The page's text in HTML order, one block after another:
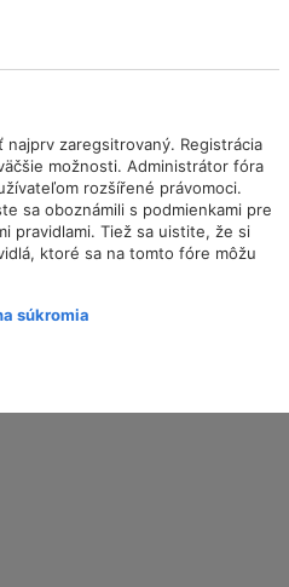
zaregsitrovaný. Registrácia
možnosti. Administrátor fóra
rozšířené právomoci.
sa oboznámili s podmienkami pre
pravidlami. Tiež sa uistite, že si
ktoré sa na tomto fóre môžu
súkromia